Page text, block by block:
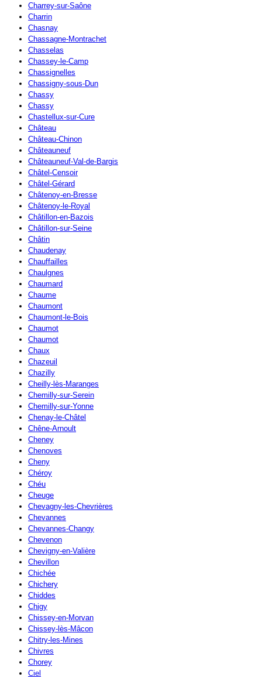
Charrey-sur-Saône
Charrin
Chasnay
Chassagne-Montrachet
Chasselas
Chassey-le-Camp
Chassignelles
Chassigny-sous-Dun
Chassy
Chassy
Chastellux-sur-Cure
Château
Château-Chinon
Châteauneuf
Châteauneuf-Val-de-Bargis
Châtel-Censoir
Châtel-Gérard
Châtenoy-en-Bresse
Châtenoy-le-Royal
Châtillon-en-Bazois
Châtillon-sur-Seine
Châtin
Chaudenay
Chauffailles
Chaulgnes
Chaumard
Chaume
Chaumont
Chaumont-le-Bois
Chaumot
Chaumot
Chaux
Chazeuil
Chazilly
Cheilly-lès-Maranges
Chemilly-sur-Serein
Chemilly-sur-Yonne
Chenay-le-Châtel
Chêne-Arnoult
Cheney
Chenoves
Cheny
Chéroy
Chéu
Cheuge
Chevagny-les-Chevrières
Chevannes
Chevannes-Changy
Chevenon
Chevigny-en-Valière
Chevillon
Chichée
Chichery
Chiddes
Chigy
Chissey-en-Morvan
Chissey-lès-Mâcon
Chitry-les-Mines
Chivres
Chorey
Ciel